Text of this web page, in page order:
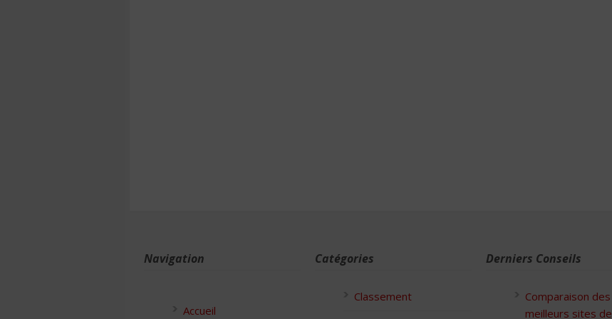
Navigation
Accueil
Catégories
Classement
Derniers Conseils
Comparaison des
meilleurs sites de